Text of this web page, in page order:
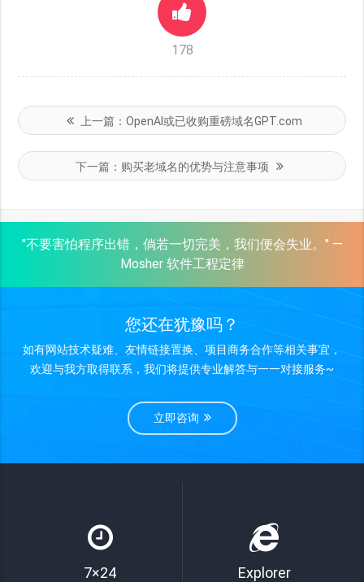
178
上一篇：OpenAI或已收购重磅域名GPT.com
下一篇： 购买老域名的优势与注意事项
"不要害怕程序出错，倘若一切完美，我们便会失业。" —
Mosher 软件工程定律
您还在犹豫吗？
如有网站技术疑难、友情链接置换、项目商务合作等相关事宜，
欢迎与我方取得联系，我们将提供专业解答与一一对接服务~
立即咨询
7×24 Explorer